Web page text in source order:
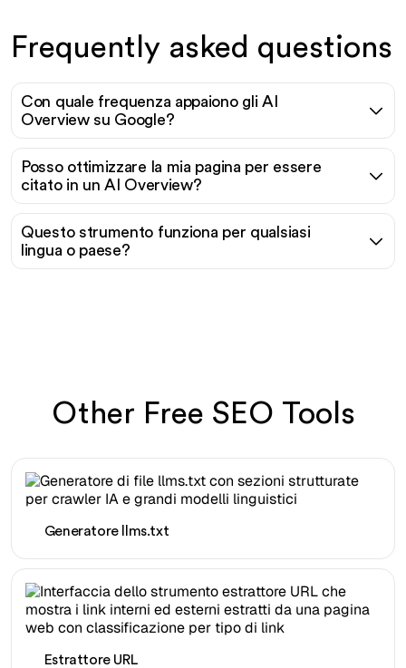
Frequently asked questions
Con quale frequenza appaiono gli AI
Overview su Google?
Posso ottimizzare la mia pagina per essere
citato in un AI Overview?
Questo strumento funziona per qualsiasi
lingua o paese?
Other Free SEO Tools
Generatore llms.txt
Estrattore URL